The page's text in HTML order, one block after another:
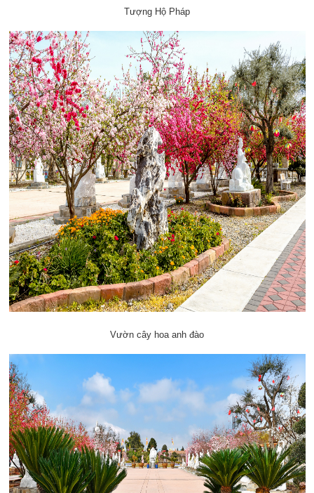
Tượng Hộ Pháp
Vườn cây hoa anh đào